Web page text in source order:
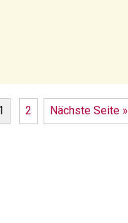
2 Nächste Seite »